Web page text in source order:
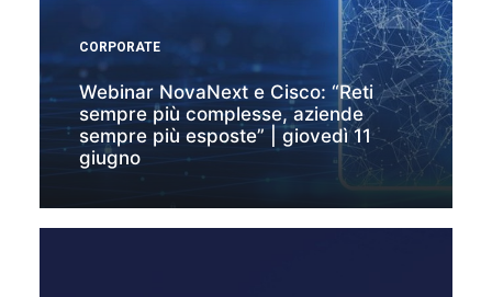
CORPORATE
Webinar NovaNext e Cisco: “Reti
sempre più complesse, aziende
sempre più esposte” | giovedì 11
giugno